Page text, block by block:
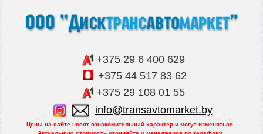
+375 29 6 400 629
+375 44 517 83 62
+375 29 108 01 55
info@transavtomarket.by
Цены на сайте носят ознакомительный характер и могут изменяться.